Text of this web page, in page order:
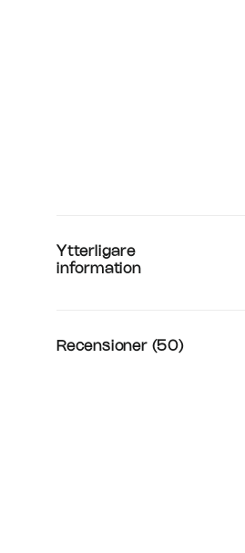
Ytterligare
information
Recensioner (50)